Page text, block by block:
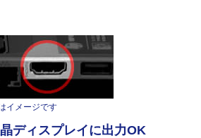
イメージです
ディスプレイに出力OK